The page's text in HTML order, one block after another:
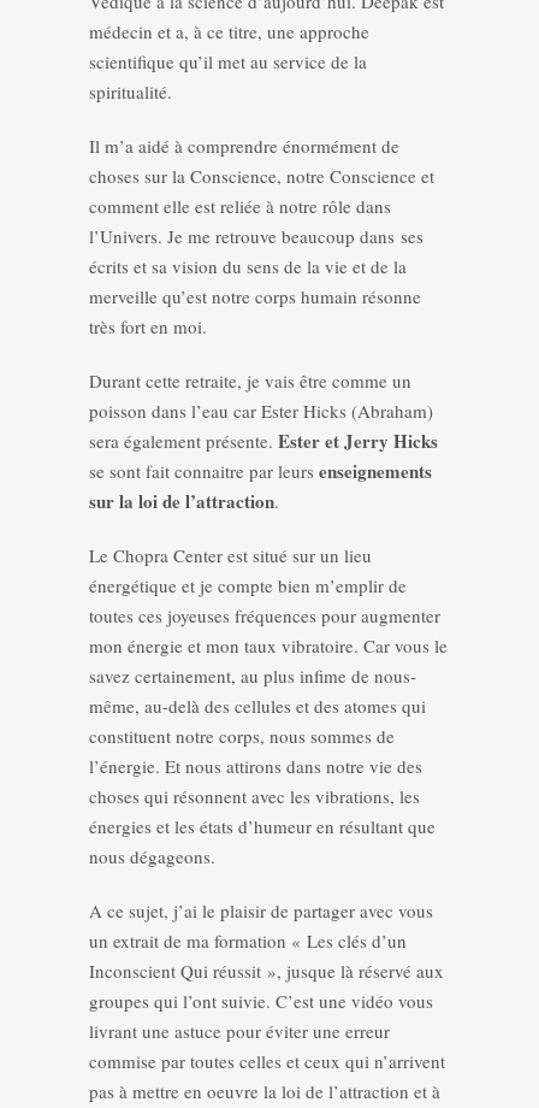
médecin et a, à ce titre, une approche
scientifique qu’il met au service de la
spiritualité.
Il m’a aidé à comprendre énormément de
choses sur la Conscience, notre Conscience et
comment elle est reliée à notre rôle dans
l’Univers. Je me retrouve beaucoup dans ses
écrits et sa vision du sens de la vie et de la
merveille qu’est notre corps humain résonne
très fort en moi.
Durant cette retraite, je vais être comme un
poisson dans l’eau car Ester Hicks (Abraham)
sera également présente. Ester et Jerry Hicks
se sont fait connaitre par leurs enseignements
sur la loi de l’attraction.
Le Chopra Center est situé sur un lieu
énergétique et je compte bien m’emplir de
toutes ces joyeuses fréquences pour augmenter
mon énergie et mon taux vibratoire. Car vous le
savez certainement, au plus infime de nous-
même, au-delà des cellules et des atomes qui
constituent notre corps, nous sommes de
l’énergie. Et nous attirons dans notre vie des
choses qui résonnent avec les vibrations, les
énergies et les états d’humeur en résultant que
nous dégageons.
A ce sujet, j’ai le plaisir de partager avec vous
un extrait de ma formation « Les clés d’un
Inconscient Qui réussit », jusque là réservé aux
groupes qui l’ont suivie. C’est une vidéo vous
livrant une astuce pour éviter une erreur
commise par toutes celles et ceux qui n’arrivent
pas à mettre en oeuvre la loi de l’attraction et à